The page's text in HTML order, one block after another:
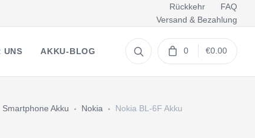
Rückkehr
FAQ
Versand & Bezahlung
UNS AKKU-BLOG 0 €0.00
Smartphone Akku Nokia Nokia BL-6F Akku